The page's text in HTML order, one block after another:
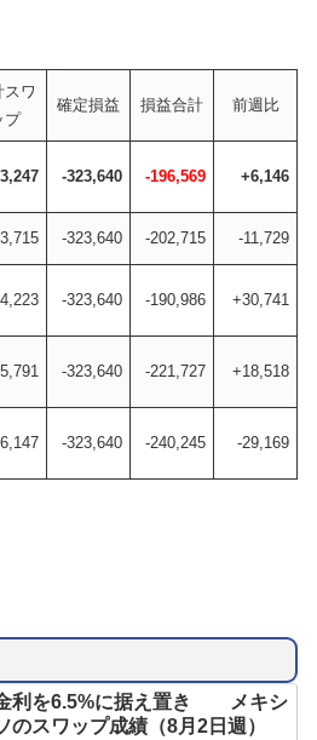
スワ
プ
確定損益 損益合計 前週比
-323,640 -196,569 +6,146
-323,640 -202,715 -11,729
-323,640 -190,986 +30,741
-323,640 -221,727 +18,518
-323,640 -240,245 -29,169
利を6.5%に据え置き メキシ
のスワップ成績（8月2日週）